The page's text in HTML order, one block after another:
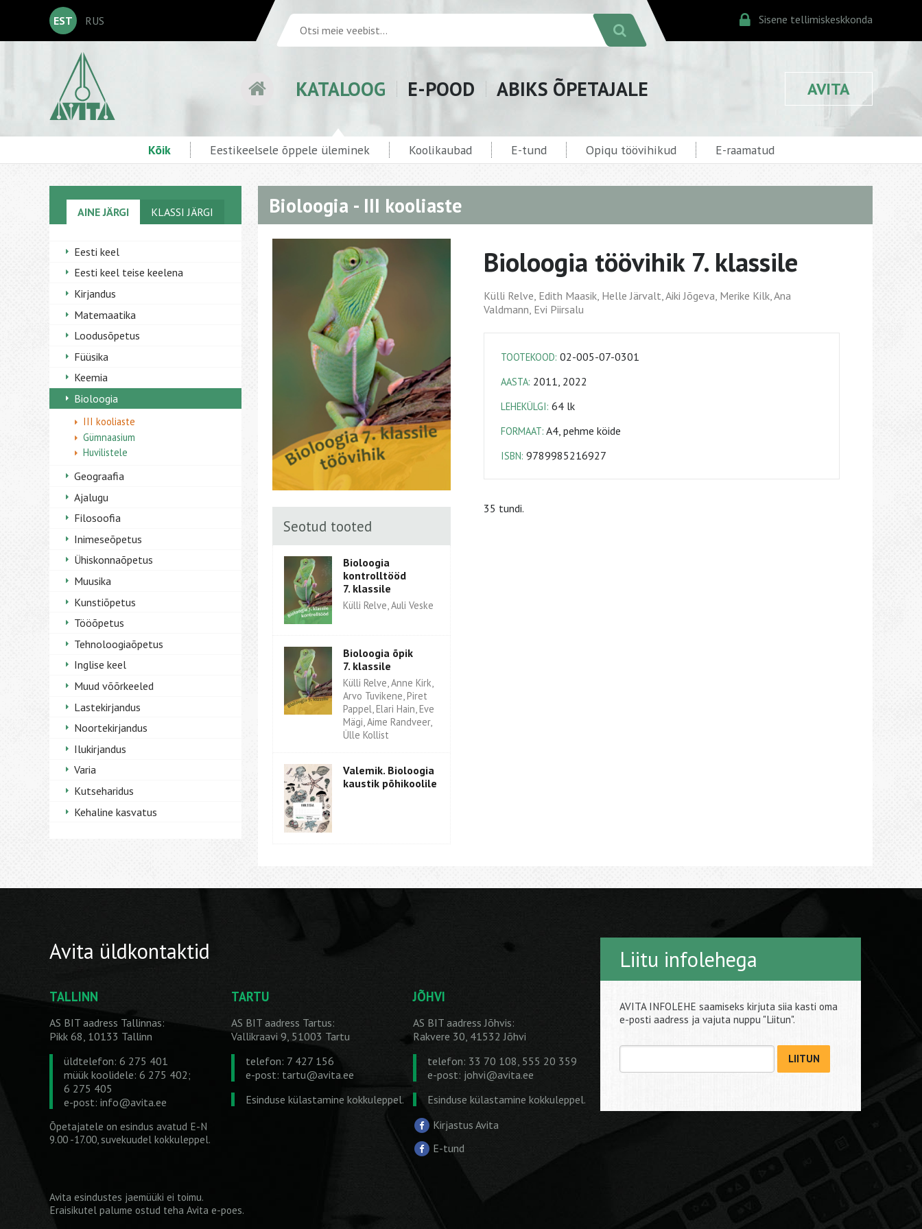
EST RUS Sisene tellimiskeskkonda
KATALOOG E-POOD ABIKS ÕPETAJALE AVITA
Kõik Eestikeelsele õppele üleminek Koolikaubad E-tund Opiqu töövihikud E-raamatud
AINE JÄRGI KLASSI JÄRGI
Eesti keel
Eesti keel teise keelena
Kirjandus
Matemaatika
Loodusõpetus
Füüsika
Keemia
Bioloogia
III kooliaste
Gümnaasium
Huvilistele
Geograafia
Ajalugu
Filosoofia
Inimeseõpetus
Ühiskonnaõpetus
Muusika
Kunstiõpetus
Tööõpetus
Tehnoloogiaõpetus
Inglise keel
Muud võõrkeeled
Lastekirjandus
Noortekirjandus
Ilukirjandus
Varia
Kutseharidus
Kehaline kasvatus
Bioloogia - III kooliaste
Seotud tooted
Bioloogia
kontrolltööd
7. klassile
Külli Relve, Auli Veske
Bioloogia õpik
7. klassile
Külli Relve, Anne Kirk,
Arvo Tuvikene, Piret
Pappel, Elari Hain, Eve
Mägi, Aime Randveer,
Ülle Kollist
Valemik. Bioloogia
kaustik põhikoolile
Bioloogia töövihik 7. klassile
Külli Relve, Edith Maasik, Helle Järvalt, Aiki Jõgeva, Merike Kilk, Ana
Valdmann, Evi Piirsalu
TOOTEKOOD: 02-005-07-0301
AASTA: 2011, 2022
LEHEKÜLGI: 64 lk
FORMAAT: A4, pehme köide
ISBN: 9789985216927
35 tundi.
Avita üldkontaktid
TALLINN
AS BIT aadress Tallinnas:
Pikk 68, 10133 Tallinn
üldtelefon: 6 275 401
müük koolidele: 6 275 402;
6 275 405
e-post: info@avita.ee
Õpetajatele on esindus avatud E-N
9.00 -17.00, suvekuudel kokkuleppel.
TARTU
AS BIT aadress Tartus:
Vallikraavi 9, 51003 Tartu
telefon: 7 427 156
e-post: tartu@avita.ee
Esinduse külastamine kokkuleppel.
JÕHVI
AS BIT aadress Jõhvis:
Rakvere 30, 41532 Jõhvi
telefon: 33 70 108, 555 20 359
e-post: johvi@avita.ee
Esinduse külastamine kokkuleppel.
Kirjastus Avita
E-tund
Avita esindustes jaemüüki ei toimu.
Eraisikutel palume ostud teha Avita e-poes.
Liitu infolehega
AVITA INFOLEHE saamiseks kirjuta siia kasti oma
e-posti aadress ja vajuta nuppu "Liitun".
LIITUN